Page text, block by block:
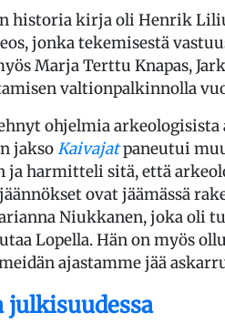
historia kirja oli Henrik
jonka tekemisestä
Marja Terttu Knapas,
valtionpalkinnolla
ohjelmia arkeologisista
jaksoKaivajatpaneutui
ja harmitteli sitä, että
ovat jäämässä
Niukkanen, joka oli
Lopella. Hän on myös
ajastamme jää
julkisuudessa